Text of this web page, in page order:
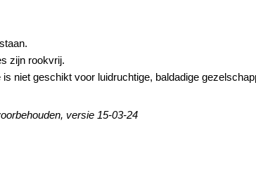
zijn rookvrij.
niet geschikt voor luidruchtige, baldadige
versie 15-03-24